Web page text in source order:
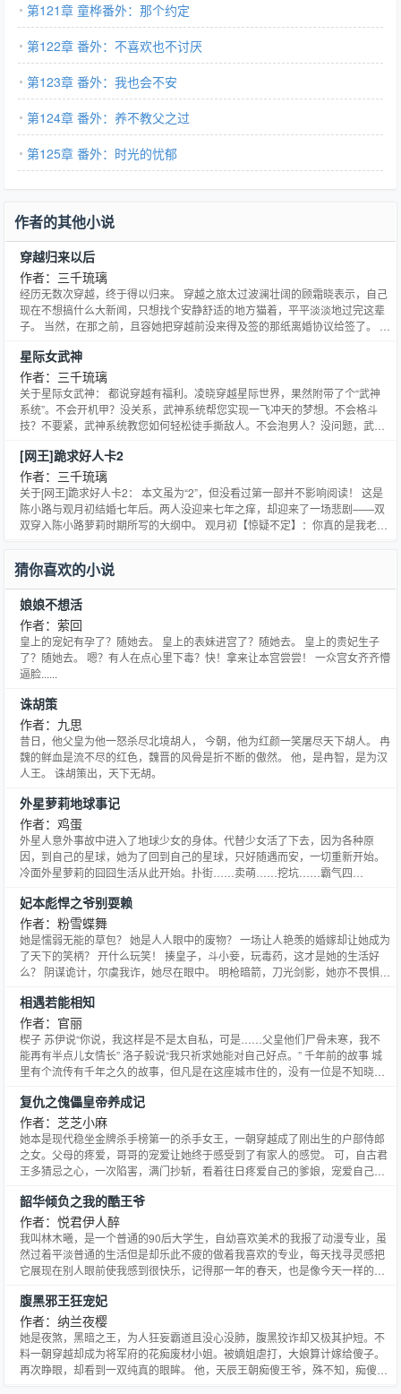
第121章 童桦番外：那个约定
第122章 番外：不喜欢也不讨厌
第123章 番外：我也会不安
第124章 番外：养不教父之过
第125章 番外：时光的忧郁
作者的其他小说
穿越归来以后
作者：三千琉璃
经历无数次穿越，终于得以归来。 穿越之旅太过波澜壮阔的顾霜晓表示，自己
现在不想搞什么大新闻，只想找个安静舒适的地方猫着，平平淡淡地过完这辈
子。 当然，在那之前，且容她把穿越前没来得及签的那纸离婚协议给签了。 从
通过穿越治疗好了“作”病的顾霜晓：……傅先生，做人是要讲信用的你知不知
道？ PS：本文男主不渣女主不贱，所以无需担心在
星际女武神
作者：三千琉璃
关于星际女武神： 都说穿越有福利。凌晓穿越星际世界，果然附带了个“武神
系统”。不会开机甲？没关系，武神系统帮您实现一飞冲天的梦想。不会格斗
技？不要紧，武神系统教您如何轻松徒手撕敌人。不会泡男人？没问题，武
大家都说好！【喂文金手指各种大开，不喜慎入；文纯属有雷同……话说这个
不可能发生吧？咳，如有不适，请点右上角的小叉叉逃生，谢谢合作
[网王]跪求好人卡2
作者：三千琉璃
关于[网王]跪求好人卡2： 本文虽为“2”，但没看过第一部并不影响阅读！ 这是
陈小路与观月初结婚七年后。两人没迎来七年之痒，却迎来了一场悲剧——双
双穿入陈小路萝莉时期所写的大纲中。 观月初【惊疑不定】：你真的是我老婆
【泪流满面】：对不起都是我手贱！！！ 好吧，
猜你喜欢的小说
娘娘不想活
作者：萦回
皇上的宠妃有孕了？随她去。 皇上的表妹进宫了？随她去。 皇上的贵妃生子
了？随她去。 嗯？有人在点心里下毒？快！拿来让本宫尝尝！ 一众宫女齐齐懵
逼脸......
诛胡策
作者：九思
昔日，他父皇为他一怒杀尽北境胡人， 今朝，他为红颜一笑屠尽天下胡人。 冉
魏的鲜血是流不尽的红色，魏晋的风骨是折不断的傲然。 他，是冉智，是为汉
人王。 诛胡策出，天下无胡。
外星萝莉地球事记
作者：鸡蛋
外星人意外事故中进入了地球少女的身体。代替少女活了下去，因为各种原
因，到自己的星球，她为了回到自己的星球，只好随遇而安，一切重新开始。
冷面外星萝莉的囧囧生活从此开始。扑街……卖萌……挖坑……霸气四
（同志，能正常点不？），现在改名为（外星萝莉地球事记）】(╯3╰)
★★★★★希望客官们，不要霸文咩。。。 ☆☆☆☆☆奴家需要收
妃本彪悍之爷别耍赖
作者：粉雪蝶舞
她是懦弱无能的草包？ 她是人人眼中的废物？ 一场让人艳羡的婚嫁却让她成为
了天下的笑柄？ 开什么玩笑！ 揍皇子，斗小妾，玩毒药，这才是她的生活好
么？ 阴谋诡计，尔虞我诈，她尽在眼中。 明枪暗箭，刀光剑影，她亦不畏惧。
水，某男悄悄的潜入了一香间闺房。 “不知公子半夜到来，所为何事？”一柔若
无骨的手缠上某男的脖子。 轻启红唇
相遇若能相知
作者：官丽
楔子 苏伊说“你说，我这样是不是太自私，可是……父皇他们尸骨未寒，我不
能再有半点儿女情长” 洛子毅说“我只祈求她能对自己好点。” 千年前的故事 城
里有个流传有千年之久的故事，但凡是在这座城市住的，没有一位是不知晓这
爱情故事，情节凄美感伤。 不过，故事毕竟是故事，到了每个人的嘴里讲出都
有极大不同，也可能过程中的大不一样，可是，唯一
复仇之傀儡皇帝养成记
作者：芝芝小麻
她本是现代稳坐金牌杀手榜第一的杀手女王，一朝穿越成了刚出生的户部侍郎
之女。父母的疼爱，哥哥的宠爱让她终于感受到了有家人的感觉。 可，自古君
王多猜忌之心，一次陷害，满门抄斩，看着往日疼爱自己的爹娘，宠爱自己的
路。 他不是为了这江山才杀掉了她的家人吗？那就让他看看，她是怎样把他的
江山玩弄在手掌中的，他要他死在自己儿子的手中，让他的儿子
韶华倾负之我的酷王爷
作者：悦君伊人醉
我叫林木曦，是一个普通的90后大学生，自幼喜欢美术的我报了动漫专业，虽
然过着平淡普通的生活但是却乐此不疲的做着我喜欢的专业，每天找寻灵感把
它展现在别人眼前使我感到很快乐，记得那一年的春天，也是像今天一样的晴
西带到了一个本不属于我的世界，我…穿越了，成了一个不受宠的王妃！
腹黑邪王狂宠妃
作者：纳兰夜樱
她是夜煞，黑暗之王，为人狂妄霸道且没心没肺，腹黑狡诈却又极其护短。不
料一朝穿越却成为将军府的花痴废材小姐。被嫡姐虐打，大娘算计嫁给傻子。
再次睁眼，却看到一双纯真的眼眸。 他，天辰王朝痴傻王爷，殊不知，痴傻只